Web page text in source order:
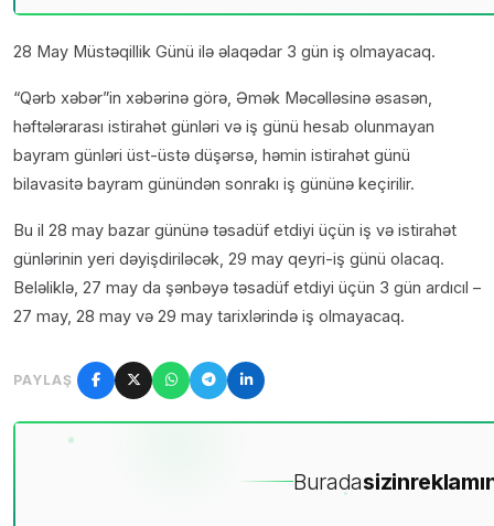
28 May Müstəqillik Günü ilə əlaqədar 3 gün iş olmayacaq.
“Qərb xəbər”in xəbərinə görə, Əmək Məcəlləsinə əsasən,
həftələrarası istirahət günləri və iş günü hesab olunmayan
bayram günləri üst-üstə düşərsə, həmin istirahət günü
bilavasitə bayram günündən sonrakı iş gününə keçirilir.
Bu il 28 may bazar gününə təsadüf etdiyi üçün iş və istirahət
günlərinin yeri dəyişdiriləcək, 29 may qeyri-iş günü olacaq.
Beləliklə, 27 may da şənbəyə təsadüf etdiyi üçün 3 gün ardıcıl –
27 may, 28 may və 29 may tarixlərində iş olmayacaq.
PAYLAŞ
Buradasizin